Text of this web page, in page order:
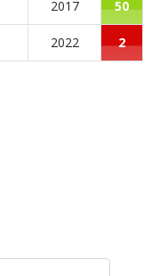
2017 50
2022 2